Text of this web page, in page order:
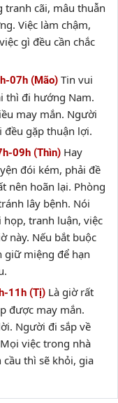
tranh cãi, mâu thuẫn
Việc làm chậm,
gì đều cần chắc
07h (Mão) Tin vui
thì đi hướng Nam.
may mắn. Người
đều gặp thuận lợi.
09h (Thìn) Hay
đói kém, phải đề
nên hoãn lại. Phòng
lây bệnh. Nói
tranh luận, việc
này. Nếu bắt buộc
giữ miệng để hạn
11h (Tị) Là giờ rất
được may mắn.
Người đi sắp về
việc trong nhà
thì sẽ khỏi, gia